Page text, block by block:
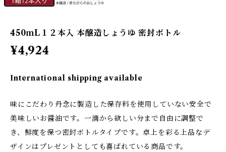
450ｍL１２本入 本醸造しょうゆ 密封ボトル
¥4,924
International shipping available
味にこだわり丹念に製造した保存料を使用していない安全で
美味しいお醤油です。一滴から欲しい分まで自由に調整で
き、鮮度を保つ密封ボトルタイプです。卓上を彩る上品なデ
ザインはプレゼントとしても喜ばれている商品です。